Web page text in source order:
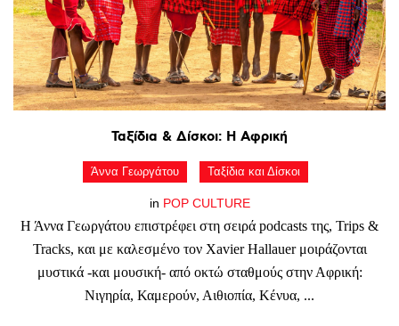
Ταξίδια & Δίσκοι: Η Αφρική
Άννα Γεωργάτου Ταξίδια και Δίσκοι
in POP CULTURE
Η Άννα Γεωργάτου επιστρέφει στη σειρά podcasts της, Trips &
Tracks, και με καλεσμένο τον Xavier Hallauer μοιράζονται
μυστικά -και μουσική- από οκτώ σταθμούς στην Αφρική:
Νιγηρία, Καμερούν, Αιθιοπία, Κένυα, ...